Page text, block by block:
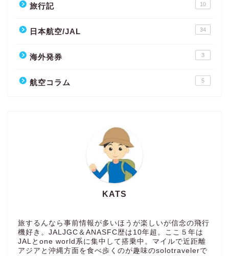
旅行記 10
日本航空/JAL 34
海外発券 3
航空コラム 5
KATS
旅するんなら事前情報が多いほうが楽しいが信念の飛行
機好き。JALJGC＆ANASFC歴は10年超。ここ５年は
JALとone world系に集中して搭乗中。マイルで近距離
アジアと沖縄方面を食べ歩くのが趣味のsolotravelerで